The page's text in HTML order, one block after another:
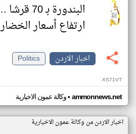
ارتفاع أسعار الخضار
اخبار الاردن
Politics
XS71VT
وكالة عمون الاخبارية• ammonnews.net
اخبار الاردن من وكالة عمون الاخبارية